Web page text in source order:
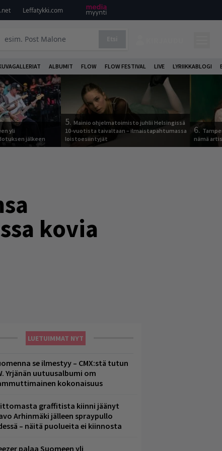
Leffatykki.com
ALBUMIT FLOW FLOW FESTIVAL LIVE LYRIIKKABLOGI
yli
jälkeen
5. Mainio ohjelmatoimisto juhlii Helsingissä
10-vuotista taivaltaan – ilmaistapahtumassa
loistoesiintyjät
6.
nämä
kovia
LUETUIMMAT NYT
se ilmestyy – CMX:stä tutun
Yrjänän uutuusalbumi om
kokonaisuus
graffitista kiinni jäänyt
Arhinmäki jälleen spraypullo
– näitä puolueita ei kiinnosta
palaa Suomeen yli